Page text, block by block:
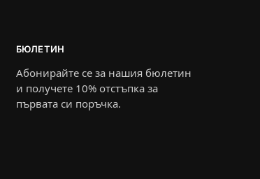
БЮЛЕТИН
Абонирайте се за нашия бюлетин
и получете 10% отстъпка за
първата си поръчка.